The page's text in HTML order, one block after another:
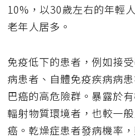
10%，以30歲左右的年輕
老年人居多。
免疫低下的患者，例如接
病患者、自體免疫疾病病
巴癌的高危險群。暴露於
輻射物質環境者，也較一
癌。乾燥症患者發病機率